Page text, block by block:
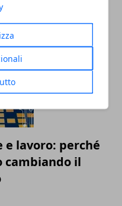
lavoro: perché
cambiando il